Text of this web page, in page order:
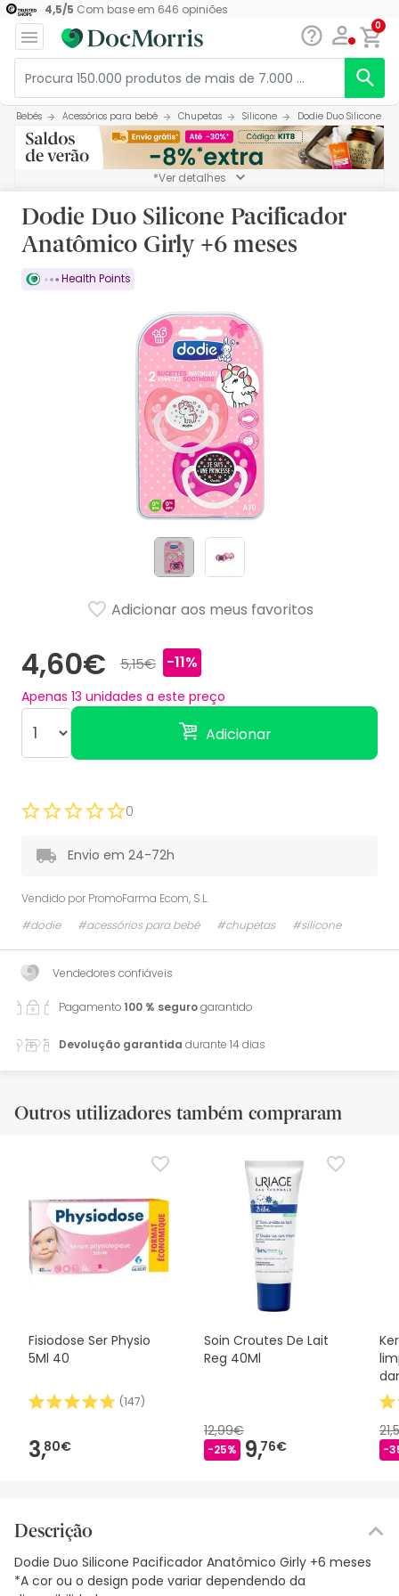
4,5/5 Com base em 646 opiniões
0
Bebés Acessórios para bebé Chupetas Silicone Dodie Duo Silicone
*Ver detalhes
Dodie Duo Silicone Pacificador
Anatômico Girly +6 meses
Health Points
4,60€ 5,15€ -11%
Apenas 13 unidades a este preço
Adicionar
Adicionar aos meus favoritos
0
Envio em 24-72h
Vendido por PromoFarma Ecom, S.L.
#dodie
#acessórios para bebé #chupetas #silicone
Vendedores confiáveis
Pagamento100 % segurogarantido
Devolução garantida durante 14 dias
Outros utilizadores também compraram
Fisiodose Ser Physio
5Ml 40
(147)
3,80€
Soin Croutes De Lait
Reg 40Ml
12,99€
-25% 9,76€ -
Descrição
Dodie Duo Silicone Pacificador Anatômico Girly +6 meses
*A cor ou o design pode variar dependendo da